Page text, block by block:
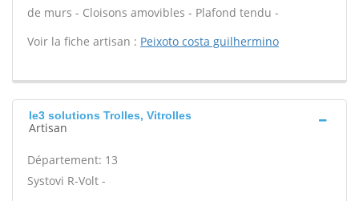
de murs - Cloisons amovibles - Plafond tendu -
Voir la fiche artisan : Peixoto costa guilhermino
Ie3 solutions Trolles, Vitrolles
Artisan
Département: 13
Systovi R-Volt -